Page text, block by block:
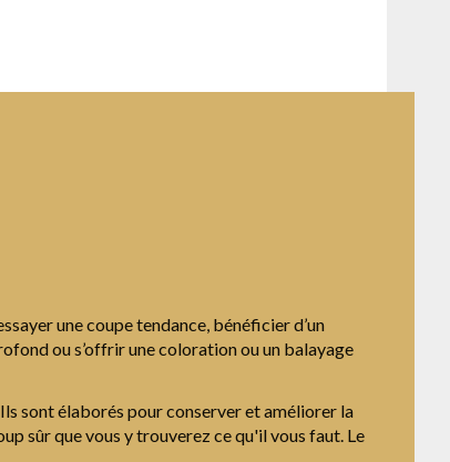
une coupe tendance, bénéficier d’un
ou s’offrir une coloration ou un balayage
sont élaborés pour conserver et améliorer la
sûr que vous y trouverez ce qu'il vous faut. Le